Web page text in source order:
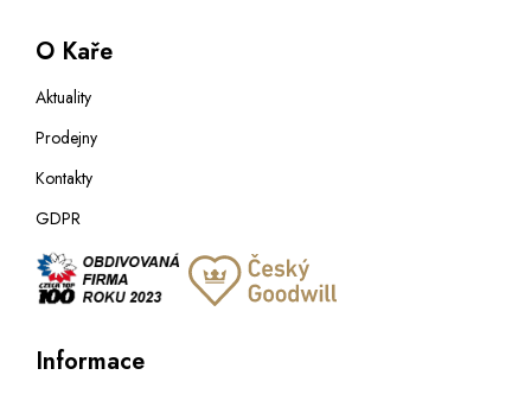
O Kaře
Aktuality
Prodejny
Kontakty
GDPR
Informace